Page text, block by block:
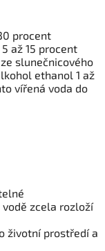
procent
až 15 procent
slunečnicového
ethanol 1 až
vířená voda do
vodě zcela rozloží
životní prostředí a